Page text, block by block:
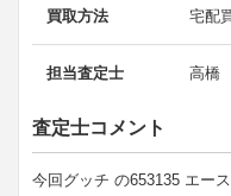
買取方法 宅配
担当査定士 高橋
査定士コメント
今回グッチ の653135 エー